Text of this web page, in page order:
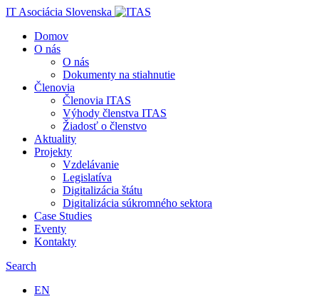
IT Asociácia Slovenska
Domov
O nás
O nás
Dokumenty na stiahnutie
Členovia
Členovia ITAS
Výhody členstva ITAS
Žiadosť o členstvo
Aktuality
Projekty
Vzdelávanie
Legislatíva
Digitalizácia štátu
Digitalizácia súkromného sektora
Case Studies
Eventy
Kontakty
Search
EN